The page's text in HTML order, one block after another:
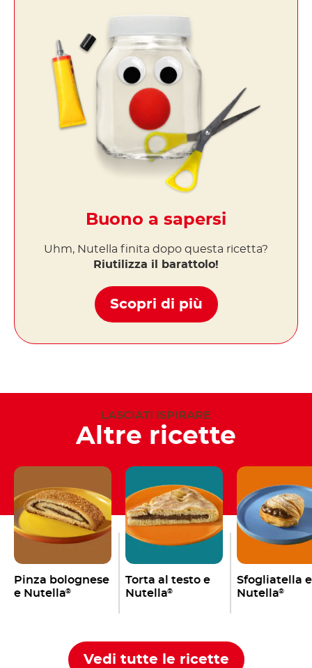
Buono a sapersi
Uhm, Nutella finita dopo questa ricetta?
Riutilizza il barattolo!
Scopri di più
LASCIATI ISPIRARE
Altre ricette
Pinza bolognese
e Nutella®
Torta al testo e
Nutella®
Sfogliatella e
Nutella®
Vedi tutte le ricette